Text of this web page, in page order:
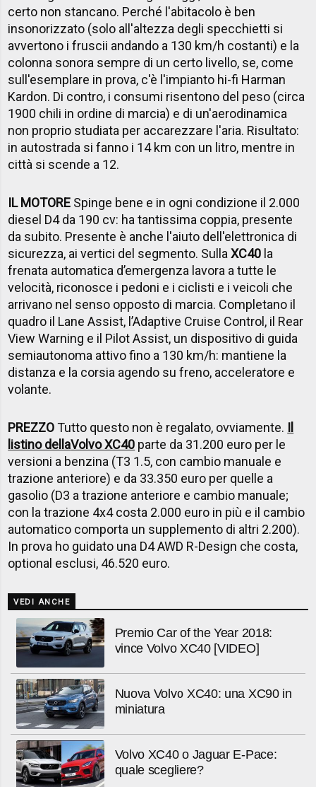
certo non stancano. Perché l'abitacolo è ben
insonorizzato (solo all'altezza degli specchietti si
avvertono i fruscii andando a 130 km/h costanti) e la
colonna sonora sempre di un certo livello, se, come
sull'esemplare in prova, c'è l'impianto hi-fi Harman
Kardon. Di contro, i consumi risentono del peso (circa
1900 chili in ordine di marcia) e di un'aerodinamica
non proprio studiata per accarezzare l'aria. Risultato:
in autostrada si fanno i 14 km con un litro, mentre in
città si scende a 12.
IL MOTORE Spinge bene e in ogni condizione il 2.000
diesel D4 da 190 cv: ha tantissima coppia, presente
da subito. Presente è anche l'aiuto dell'elettronica di
sicurezza, ai vertici del segmento. SullaXC40 la
frenata automatica d’emergenza lavora a tutte le
velocità, riconosce i pedoni e i ciclisti e i veicoli che
arrivano nel senso opposto di marcia. Completano il
quadro il Lane Assist, l’Adaptive Cruise Control, il Rear
View Warning e il Pilot Assist, un dispositivo di guida
semiautonoma attivo fino a 130 km/h: mantiene la
distanza e la corsia agendo su freno, acceleratore e
volante.
PREZZOTutto questo non è regalato, ovviamente. Il
listino dellaVolvo XC40 parte da 31.200 euro per le
versioni a benzina (T3 1.5, con cambio manuale e
trazione anteriore) e da 33.350 euro per quelle a
gasolio (D3 a trazione anteriore e cambio manuale;
con la trazione 4x4 costa 2.000 euro in più e il cambio
automatico comporta un supplemento di altri 2.200).
In prova ho guidato una D4 AWD R-Design che costa,
optional esclusi, 46.520 euro.
VEDI ANCHE
Premio Car of the Year 2018:
vince Volvo XC40 [VIDEO]
Nuova Volvo XC40: una XC90 in
miniatura
Volvo XC40 o Jaguar E-Pace:
quale scegliere?